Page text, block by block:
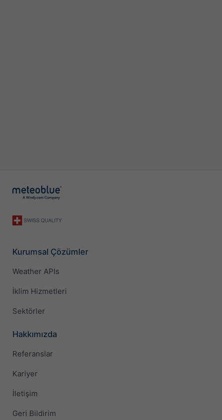
Kurumsal Çözümler
Weather APIs
İklim Hizmetleri
Sektörler
Hakkımızda
Referanslar
Kariyer
İletişim
Geri Bildirim